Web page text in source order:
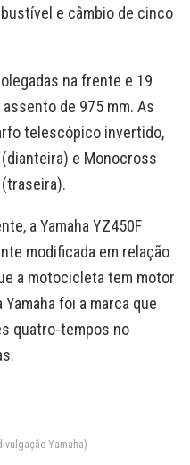
e câmbio de cinco
na frente e 19
de 975 mm. As
telescópico invertido,
e Monocross
a Yamaha YZ450F
modificada em relação
a motocicleta tem motor
foi a marca que
quatro-tempos no
Yamaha)